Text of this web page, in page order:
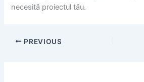
necesită proiectul tău.
PREVIOUS